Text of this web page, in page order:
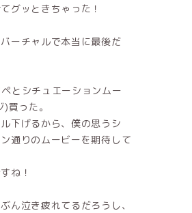
グッときちゃった！
ーチャルで本当に最後だ
とシチュエーションムー
買った。
下げるから、僕の思うシ
通りのムービーを期待して
ね！
ん泣き疲れてるだろうし、